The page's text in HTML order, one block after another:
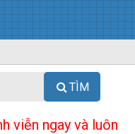
TÌM
viễn ngay và luôn